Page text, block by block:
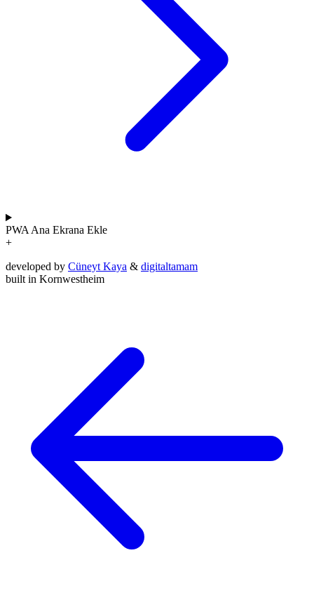
PWA Ana Ekrana Ekle
+
developed by Cüneyt Kaya & digitaltamam
built in Kornwestheim